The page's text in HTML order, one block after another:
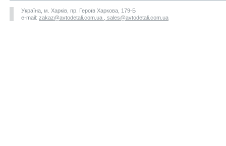
Україна, м. Харків, пр. Героїв Харкова, 179-Б
e-mail: zakaz@avtodetali.com.ua , sales@avtodetali.com.ua